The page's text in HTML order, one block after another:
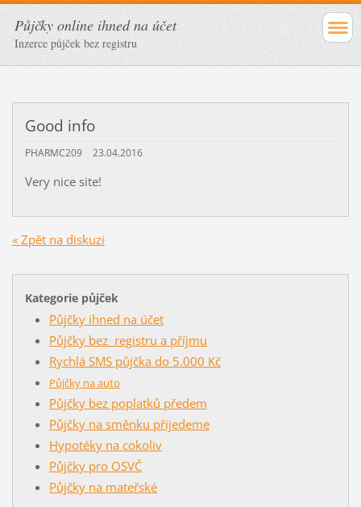
Půjčky online ihned na účet
Inzerce půjček bez registru
Good info
PHARMC209 23.04.2016
Very nice site!
« Zpět na diskuzi
Kategorie půjček
Půjčky ihned na účet
Půjčky bez registru a příjmu
Rychlá SMS půjčka do 5.000 Kč
Půjčky na auto
Půjčky bez poplatků předem
Půjčky na směnku přijedeme
Hypotéky na cokoliv
Půjčky pro OSVČ
Půjčky na mateřské